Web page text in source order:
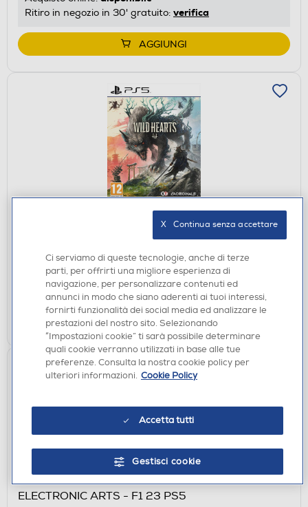
Ritiro in negozio in 30' gratuito: verifica
AGGIUNGI
ELECTRONIC ARTS - WILD HEARTS PS5
Acquisto online:disponibile
Ritiro in negozio:non disponibile
AGGIUNGI
ELECTRONIC ARTS - F1 23 PS5
Ci serviamo di queste tecnologie, anche di terze
parti, per offrirti una migliore esperienza di
navigazione, per personalizzare contenuti ed
annunci in modo che siano aderenti ai tuoi interessi,
fornirti funzionalità dei social media ed analizzare le
prestazioni del nostro sito. Selezionando
“Impostazioni cookie” ti sarà possibile determinare
quali cookie verranno utilizzati in base alle tue
preferenze. Consulta la nostra cookie policy per
ulteriori informazioni. Cookie Policy
Accetta tutti
Gestisci cookie
X   Continua senza accettare